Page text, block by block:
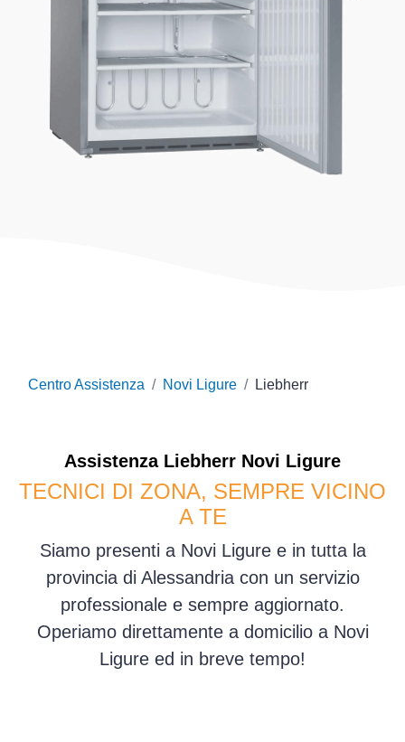
Centro Assistenza Novi Ligure Liebherr
Assistenza Liebherr Novi Ligure
TECNICI DI ZONA, SEMPRE VICINO
A TE
Siamo presenti a Novi Ligure e in tutta la
provincia di Alessandria con un servizio
professionale e sempre aggiornato.
Operiamo direttamente a domicilio a Novi
Ligure ed in breve tempo!